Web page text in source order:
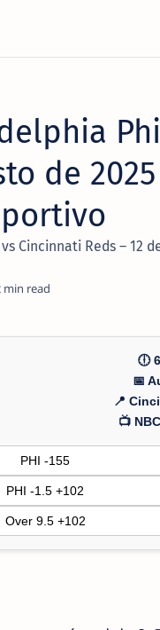
de
Cincinnati Reds – 12
🕕
📅
📍
📺
PHI -155
PHI -1.5 +102
Over 9.5 +102